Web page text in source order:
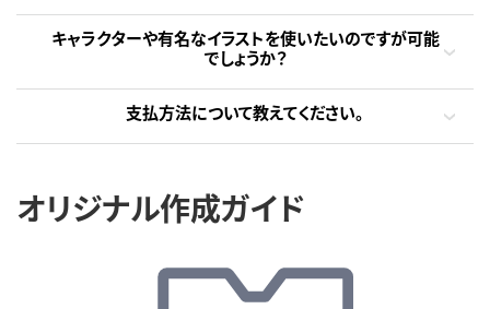
キャラクターや有名なイラストを使いたいのですが可能
でしょうか？
支払方法について教えてください。
オリジナル作成ガイド